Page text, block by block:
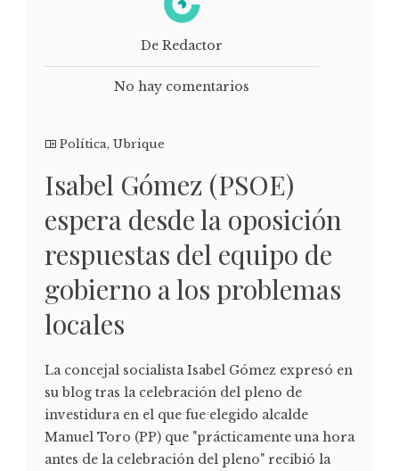
De Redactor
No hay comentarios
Política, Ubrique
Isabel Gómez (PSOE)
espera desde la oposición
respuestas del equipo de
gobierno a los problemas
locales
La concejal socialista Isabel Gómez expresó en
su blog tras la celebración del pleno de
investidura en el que fue elegido alcalde
Manuel Toro (PP) que "prácticamente una hora
antes de la celebración del pleno" recibió la